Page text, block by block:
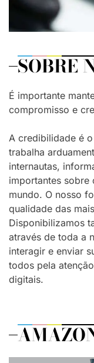
SOBRE
É importante
compromisso e
A credibilidade é
trabalha
internautas,
importantes sobre
mundo. O nosso
qualidade das
Disponibilizamos
através de toda a
interagir e enviar
todos pela
digitais.